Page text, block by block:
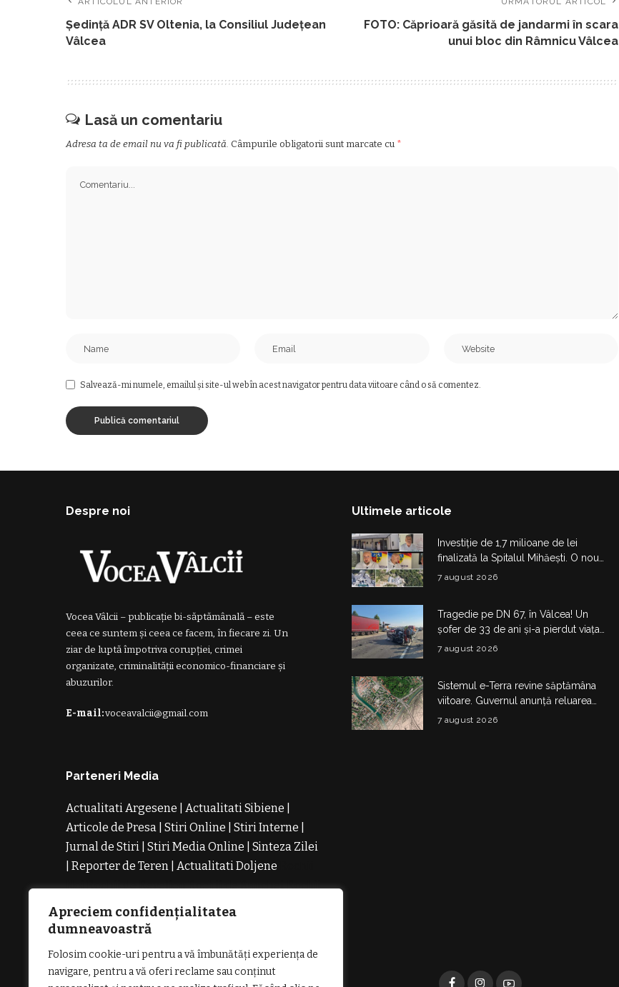
Apreciem confidențialitatea
dumneavoastră
Folosim cookie-uri pentru a vă îmbunătăți experiența de
navigare, pentru a vă oferi reclame sau conținut
Ședință ADR SV Oltenia, la Consiliul Județean
Vâlcea
FOTO: Căprioară găsită de jandarmi în scara
unui bloc din Râmnicu Vâlcea
Lasă un comentariu
Adresa ta de email nu va fi publicată. Câmpurile obligatorii sunt marcate cu *
Salvează-mi numele, emailul și site-ul web în acest navigator pentru data viitoare când o să comentez.
Despre noi
Vocea Vâlcii – publicație bi-săptămânală – este
ceea ce suntem și ceea ce facem, în fiecare zi. Un
ziar de luptă împotriva corupției, crimei
organizate, criminalității economico-financiare și
abuzurilor.
E-mail:voceavalcii@gmail.com
Parteneri Media
Actualitati Argesene Actualitati Sibiene
Articole de Presa
Stiri Online Stiri Interne
Jurnal de Stiri
Stiri Media Online
Sinteza Zilei
Reporter de Teren Actualitati Doljene
NoiRochii de RevelionRochii de BanchetRochii
de Cununie
Magazin de Rochii
Comanda Rochii de Seara
Ultimele articole
Investiție de 1,7 milioane de lei
finalizată la Spitalul Mihăești. O nouă
clădire medico-administrativă a fost
7 august 2026
Tragedie pe DN 67, în Vâlcea! Un
șofer de 33 de ani și-a pierdut viața
într-un accident la Budești
7 august 2026
Sistemul e-Terra revine săptămâna
viitoare. Guvernul anunță reluarea
etapizată a activității ANCPI
7 august 2026